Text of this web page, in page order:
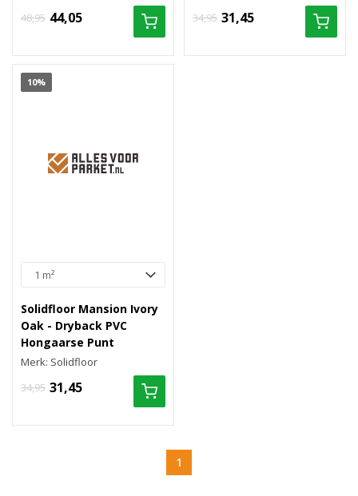
48,95 44,05
34,95 31,45
10%
Solidfloor Mansion Ivory
Oak - Dryback PVC
Hongaarse Punt
Merk: Solidfloor
34,95 31,45
1